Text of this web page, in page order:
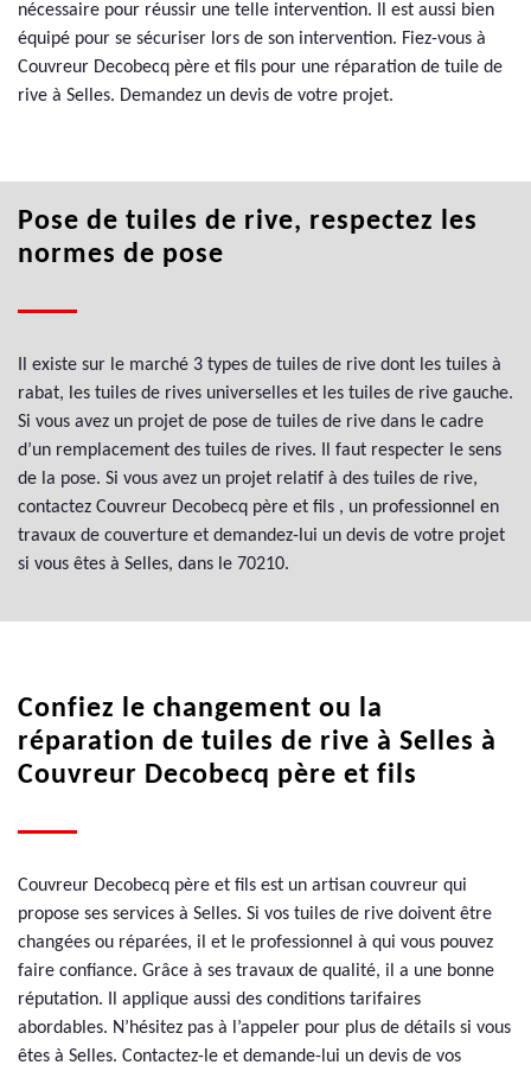
nécessaire pour réussir une telle intervention. Il est aussi bien
équipé pour se sécuriser lors de son intervention. Fiez-vous à
Couvreur Decobecq père et fils pour une réparation de tuile de
rive à Selles. Demandez un devis de votre projet.
Pose de tuiles de rive, respectez les
normes de pose
Il existe sur le marché 3 types de tuiles de rive dont les tuiles à
rabat, les tuiles de rives universelles et les tuiles de rive gauche.
Si vous avez un projet de pose de tuiles de rive dans le cadre
d’un remplacement des tuiles de rives. Il faut respecter le sens
de la pose. Si vous avez un projet relatif à des tuiles de rive,
contactez Couvreur Decobecq père et fils , un professionnel en
travaux de couverture et demandez-lui un devis de votre projet
si vous êtes à Selles, dans le 70210.
Confiez le changement ou la
réparation de tuiles de rive à Selles à
Couvreur Decobecq père et fils
Couvreur Decobecq père et fils est un artisan couvreur qui
propose ses services à Selles. Si vos tuiles de rive doivent être
changées ou réparées, il et le professionnel à qui vous pouvez
faire confiance. Grâce à ses travaux de qualité, il a une bonne
réputation. Il applique aussi des conditions tarifaires
abordables. N’hésitez pas à l’appeler pour plus de détails si vous
êtes à Selles. Contactez-le et demande-lui un devis de vos